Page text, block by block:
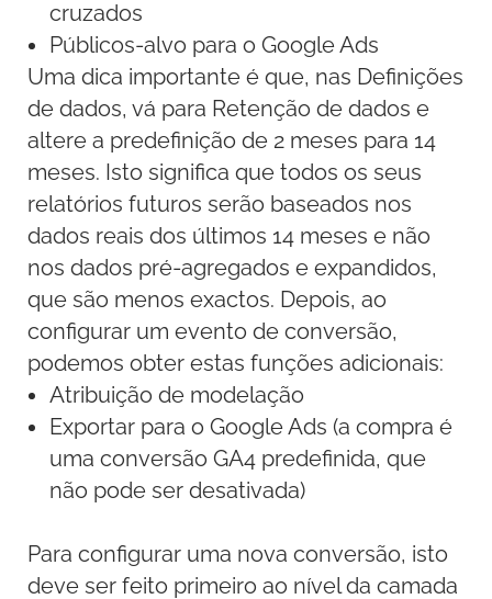
cruzados
Públicos-alvo para o Google Ads
Uma dica importante é que, nas Definições
de dados, vá para Retenção de dados e
altere a predefinição de 2 meses para 14
meses. Isto significa que todos os seus
relatórios futuros serão baseados nos
dados reais dos últimos 14 meses e não
nos dados pré-agregados e expandidos,
que são menos exactos. Depois, ao
configurar um evento de conversão,
podemos obter estas funções adicionais:
Atribuição de modelação
Exportar para o Google Ads (a compra é
uma conversão GA4 predefinida, que
não pode ser desativada)
Para configurar uma nova conversão, isto
deve ser feito primeiro ao nível da camada